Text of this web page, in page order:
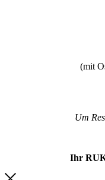
(mit
Um
Ihr